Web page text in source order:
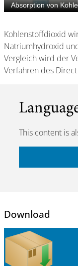
Kohlenstoffdioxid
Natriumhydroxid
Vergleich wird der
Verfahren des
This content is
Download